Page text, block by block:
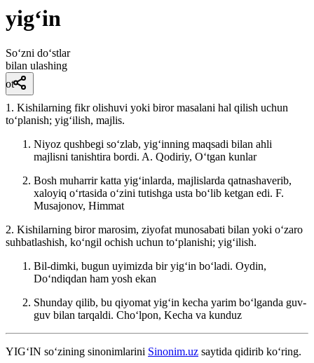
yig‘in
So‘zni do‘stlar
bilan ulashing
ot
1. Kishilarning fikr olishuvi yoki biror masalani hal qilish uchun
toʻplanish; yigʻilish, majlis.
Niyoz qushbegi soʻzlab, yigʻinning maqsadi bilan ahli
majlisni tanishtira bordi. A. Qodiriy, Oʻtgan kunlar
Bosh muharrir katta yigʻinlarda, majlislarda qatnashaverib,
xaloyiq oʻrtasida oʻzini tutishga usta boʻlib ketgan edi. F.
Musajonov, Himmat
2. Kishilarning biror marosim, ziyofat munosabati bilan yoki oʻzaro
suhbatlashish, koʻngil ochish uchun toʻplanishi; yigʻilish.
Bil-dimki, bugun uyimizda bir yigʻin boʻladi. Oydin,
Doʻndiqdan ham yosh ekan
Shunday qilib, bu qiyomat yigʻin kecha yarim boʻlganda guv-
guv bilan tarqaldi. Choʻlpon, Kecha va kunduz
YIG‘IN so‘zining sinonimlarini Sinonim.uz saytida qidirib ko‘ring.